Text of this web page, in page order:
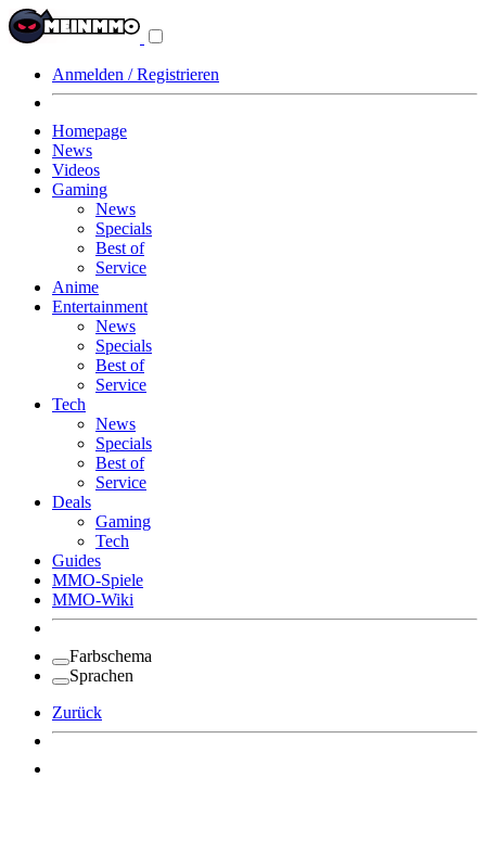
Anmelden / Registrieren
Homepage
News
Videos
Gaming
News
Specials
Best of
Service
Anime
Entertainment
News
Specials
Best of
Service
Tech
News
Specials
Best of
Service
Deals
Gaming
Tech
Guides
MMO-Spiele
MMO-Wiki
Farbschema
Sprachen
Zurück